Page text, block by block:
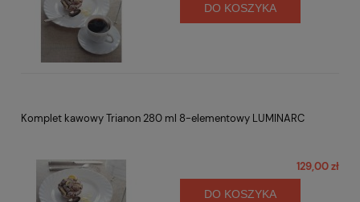
DO KOSZYKA
Komplet kawowy Trianon 280 ml 8-elementowy LUMINARC
129,00 zł
DO KOSZYKA